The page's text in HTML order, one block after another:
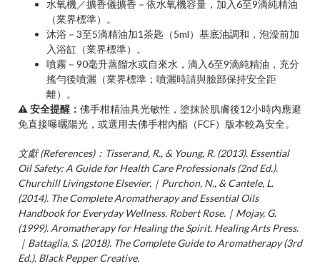
水氧機／擴香儀擴香－依水氧機容量，加入6至9滴純精油
（業界標準）。
沐浴－3至5滴精油加1茶匙（5ml）基底油調和，泡澡前加
入浴缸（業界標準）。
噴霧－90毫升蒸餾水或自來水，滴入6至9滴純精油，充分
搖勻後噴灑（業界標準；噴灑時請與臉部保持安全距
離）。
⚠ 安全提醒： 佛手柑精油具光敏性，塗抹於肌膚後12小時內應避
免直接曝曬陽光，或選用去佛手柑內酯（FCF）版本較為安全。
文獻 (References)：Tisserand, R., & Young, R. (2013). Essential
Oil Safety: A Guide for Health Care Professionals (2nd Ed.).
Churchill Livingstone Elsevier.｜Purchon, N., & Cantele, L.
(2014). The Complete Aromatherapy and Essential Oils
Handbook for Everyday Wellness. Robert Rose.｜Mojay, G.
(1999). Aromatherapy for Healing the Spirit. Healing Arts Press.
｜Battaglia, S. (2018). The Complete Guide to Aromatherapy (3rd
Ed.). Black Pepper Creative.